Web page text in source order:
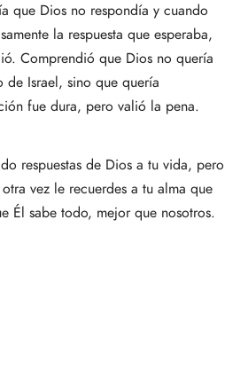
que Dios no respondía y cuando
la respuesta que esperaba,
Comprendió que Dios no quería
de Israel, sino que quería
fue dura, pero valió la pena.
respuestas de Dios a tu vida, pero
vez le recuerdes a tu alma que
Él sabe todo, mejor que nosotros.